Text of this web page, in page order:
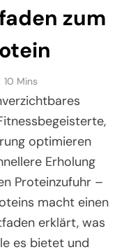
zum
10 Mins
optimieren
Erholung
Proteinzufuhr –
macht einen
erklärt, was
es bietet und